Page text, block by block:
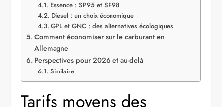
Essence : SP95 et SP98
Diesel : un choix économique
GPL et GNC : des alternatives écologiques
Comment économiser sur le carburant en
Allemagne
Perspectives pour 2026 et au-delà
Similaire
Tarifs moyens des